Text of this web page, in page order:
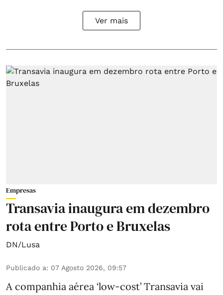
Ver mais
Empresas
Transavia inaugura em dezembro
rota entre Porto e Bruxelas
DN/Lusa
Publicado a: 07 Agosto 2026, 09:57
A companhia aérea ‘low-cost’ Transavia vai